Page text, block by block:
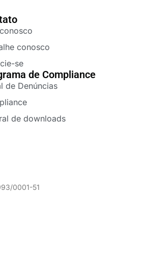
conosco
se
de Compliance
de Denúncias
de downloads
0001-51